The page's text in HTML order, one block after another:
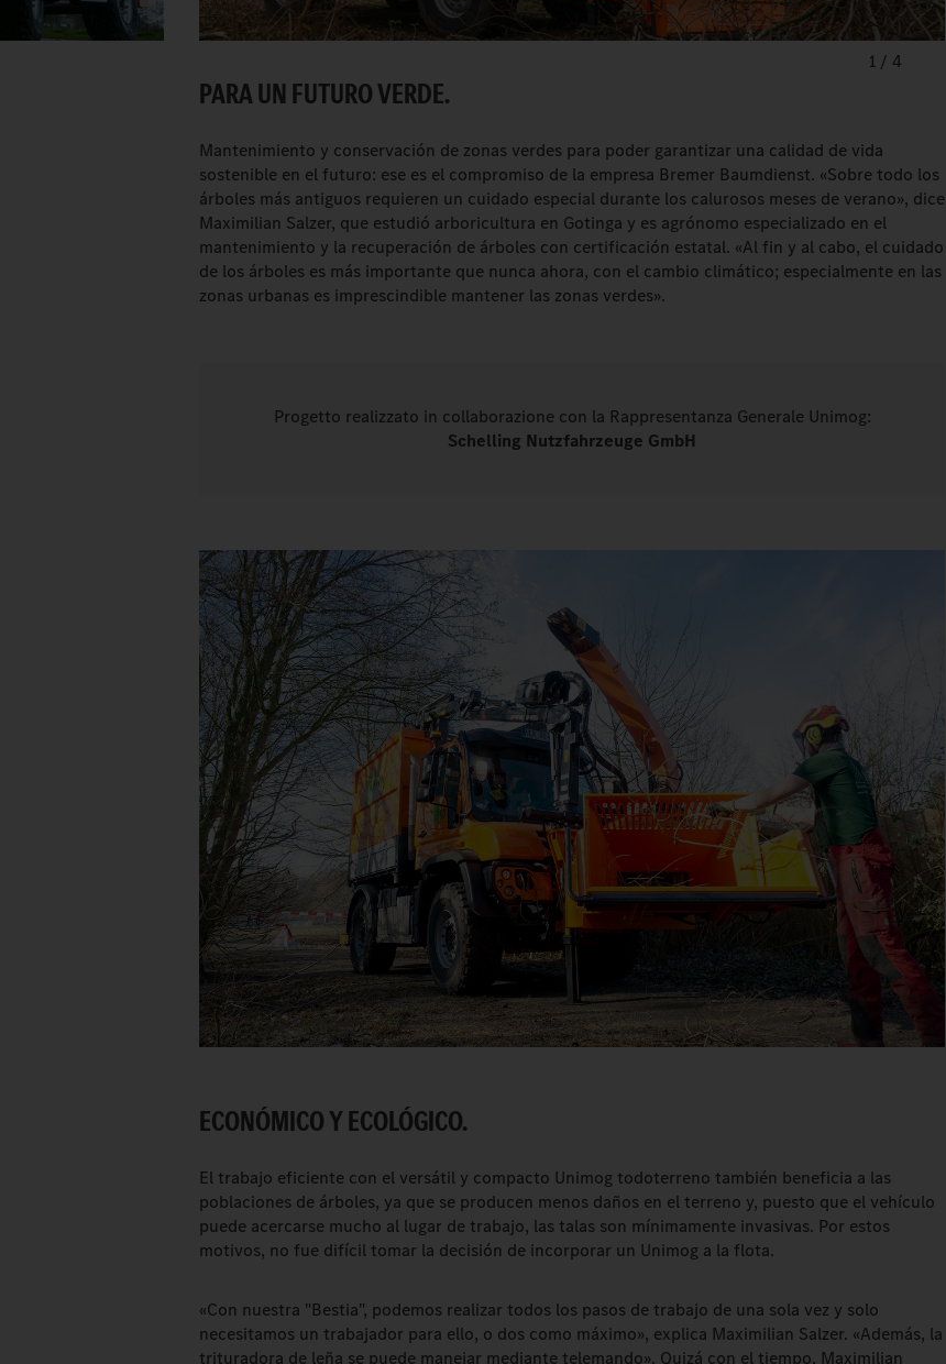
1 / 4
PARA UN FUTURO VERDE.
Mantenimiento y conservación de zonas verdes para poder garantizar una calidad de vida
sostenible en el futuro: ese es el compromiso de la empresa Bremer Baumdienst. «Sobre todo los
árboles más antiguos requieren un cuidado especial durante los calurosos meses de verano», dice
Maximilian Salzer, que estudió arboricultura en Gotinga y es agrónomo especializado en el
mantenimiento y la recuperación de árboles con certificación estatal. «Al fin y al cabo, el cuidado
de los árboles es más importante que nunca ahora, con el cambio climático; especialmente en las
zonas urbanas es imprescindible mantener las zonas verdes».
Progetto realizzato in collaborazione con la Rappresentanza Generale Unimog:
Schelling Nutzfahrzeuge GmbH
ECONÓMICO Y ECOLÓGICO.
El trabajo eficiente con el versátil y compacto Unimog todoterreno también beneficia a las
poblaciones de árboles, ya que se producen menos daños en el terreno y, puesto que el vehículo
puede acercarse mucho al lugar de trabajo, las talas son mínimamente invasivas. Por estos
motivos, no fue difícil tomar la decisión de incorporar un Unimog a la flota.
«Con nuestra "Bestia", podemos realizar todos los pasos de trabajo de una sola vez y solo
necesitamos un trabajador para ello, o dos como máximo», explica Maximilian Salzer. «Además, la
trituradora de leña se puede manejar mediante telemando». Quizá con el tiempo, Maximilian